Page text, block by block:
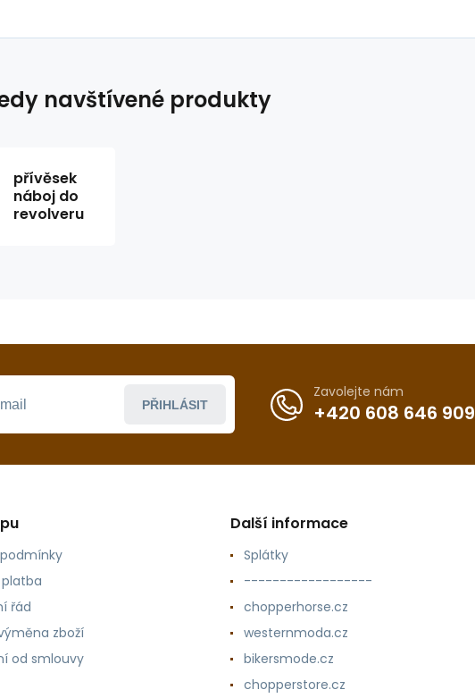
navštívené produkty
přívěsek
náboj do
revolveru
PŘIHLÁSIT
Zavolejte nám
+420 608 646 909
řád
zboží
od smlouvy
Další informace
Splátky
------------------
chopperhorse.cz
westernmoda.cz
bikersmode.cz
chopperstore.cz